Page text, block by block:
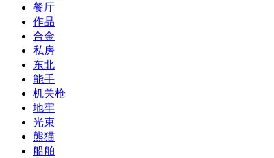
餐厅
作品
合金
私房
东北
能手
机关枪
地牢
光束
熊猫
船舶